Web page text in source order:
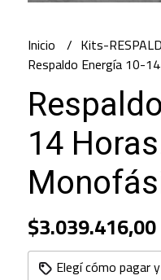
Inicio
Kits-
Respaldo Energía 10-
14
$3.039.416,00
Elegí cómo pagar